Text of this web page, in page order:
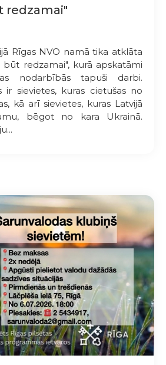
redzamai"
Rīgas NVO namā tika atklāta
būt redzamai", kurā apskatāmi
nodarbībās tapuši darbi.
ir sievietes, kuras cietušas no
kā arī sievietes, kuras Latvijā
bēgot no kara Ukrainā.